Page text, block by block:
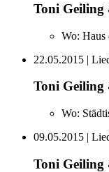
Toni Geiling
Wo: Haus
22.05.2015 |
Toni Geiling
Wo:
09.05.2015 |
Toni Geiling